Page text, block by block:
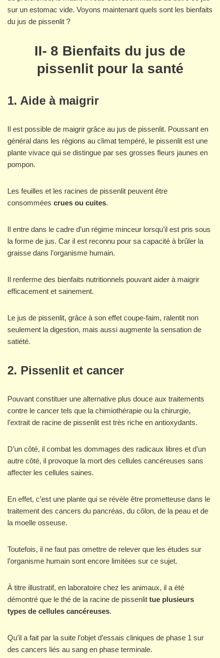
sur un estomac vide. Voyons maintenant quels sont les bienfaits
du jus de pissenlit ?
II- 8 Bienfaits du jus de
pissenlit pour la santé
1. Aide à maigrir
Il est possible de maigrir grâce au jus de pissenlit. Poussant en
général dans les régions au climat tempéré, le pissenlit est une
plante vivace qui se distingue par ses grosses fleurs jaunes en
pompon.
Les feuilles et les racines de pissenlit peuvent être
consommées crues ou cuites.
Il entre dans le cadre d’un régime minceur lorsqu’il est pris sous
la forme de jus. Car il est reconnu pour sa capacité à brûler la
graisse dans l’organisme humain.
Il renferme des bienfaits nutritionnels pouvant aider à maigrir
efficacement et sainement.
Le jus de pissenlit, grâce à son effet coupe-faim, ralentit non
seulement la digestion, mais aussi augmente la sensation de
satiété.
2. Pissenlit et cancer
Pouvant constituer une alternative plus douce aux traitements
contre le cancer tels que la chimiothérapie ou la chirurgie,
l’extrait de racine de pissenlit est très riche en antioxydants.
D’un côté, il combat les dommages des radicaux libres et d’un
autre côté, il provoque la mort des cellules cancéreuses sans
affecter les cellules saines.
En effet, c’est une plante qui se révèle être prometteuse dans le
traitement des cancers du pancréas, du côlon, de la peau et de
la moelle osseuse.
Toutefois, il ne faut pas omettre de relever que les études sur
l’organisme humain sont encore limitées sur ce sujet.
À titre illustratif, en laboratoire chez les animaux, il a été
démontré que le thé de la racine de pissenlit tue plusieurs
types de cellules cancéreuses.
Qu’il a fait par la suite l’objet d’essais cliniques de phase 1 sur
des cancers liés au sang en phase terminale.